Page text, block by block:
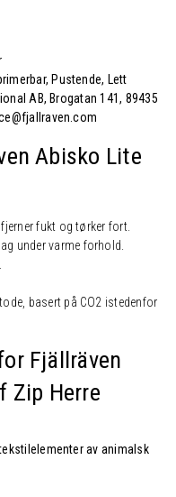
Pustende, Lett
AB, Brogatan 141, 89435
Abisko Lite
fukt og tørker fort.
under varme forhold.
basert på CO2 istedenfor
Fjällräven
Zip Herre
av animalsk